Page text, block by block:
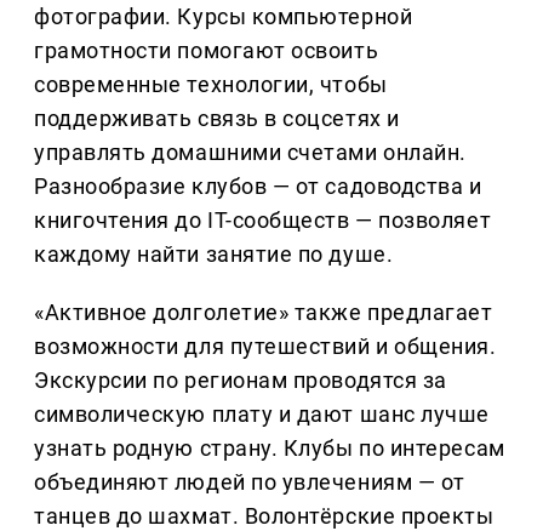
фотографии. Курсы компьютерной
грамотности помогают освоить
современные технологии, чтобы
поддерживать связь в соцсетях и
управлять домашними счетами онлайн.
Разнообразие клубов — от садоводства и
книгочтения до IT-сообществ — позволяет
каждому найти занятие по душе.
«Активное долголетие» также предлагает
возможности для путешествий и общения.
Экскурсии по регионам проводятся за
символическую плату и дают шанс лучше
узнать родную страну. Клубы по интересам
объединяют людей по увлечениям — от
танцев до шахмат. Волонтёрские проекты